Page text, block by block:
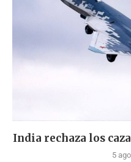
India rechaza los
5